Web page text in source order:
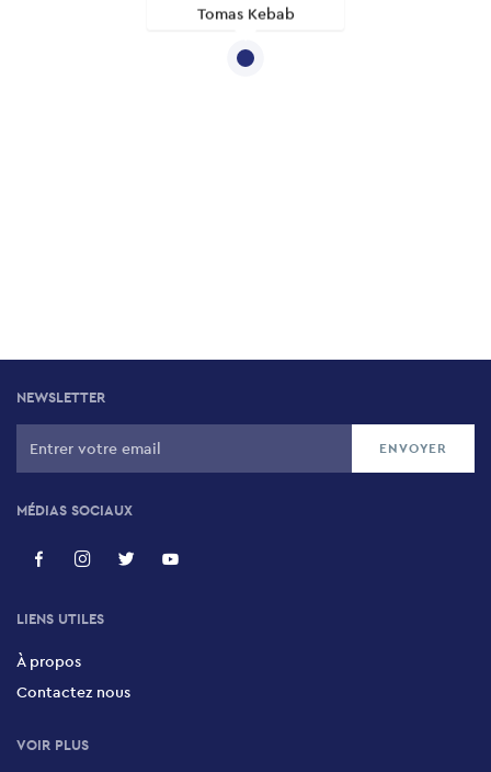
Tomas Kebab
NEWSLETTER
MÉDIAS SOCIAUX
LIENS UTILES
À propos
Contactez nous
VOIR PLUS